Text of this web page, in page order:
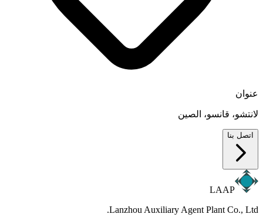
عنوان
لانتشو، قانسو، الصين
اتصل بنا
LAAP
Lanzhou Auxiliary Agent Plant Co., Ltd.